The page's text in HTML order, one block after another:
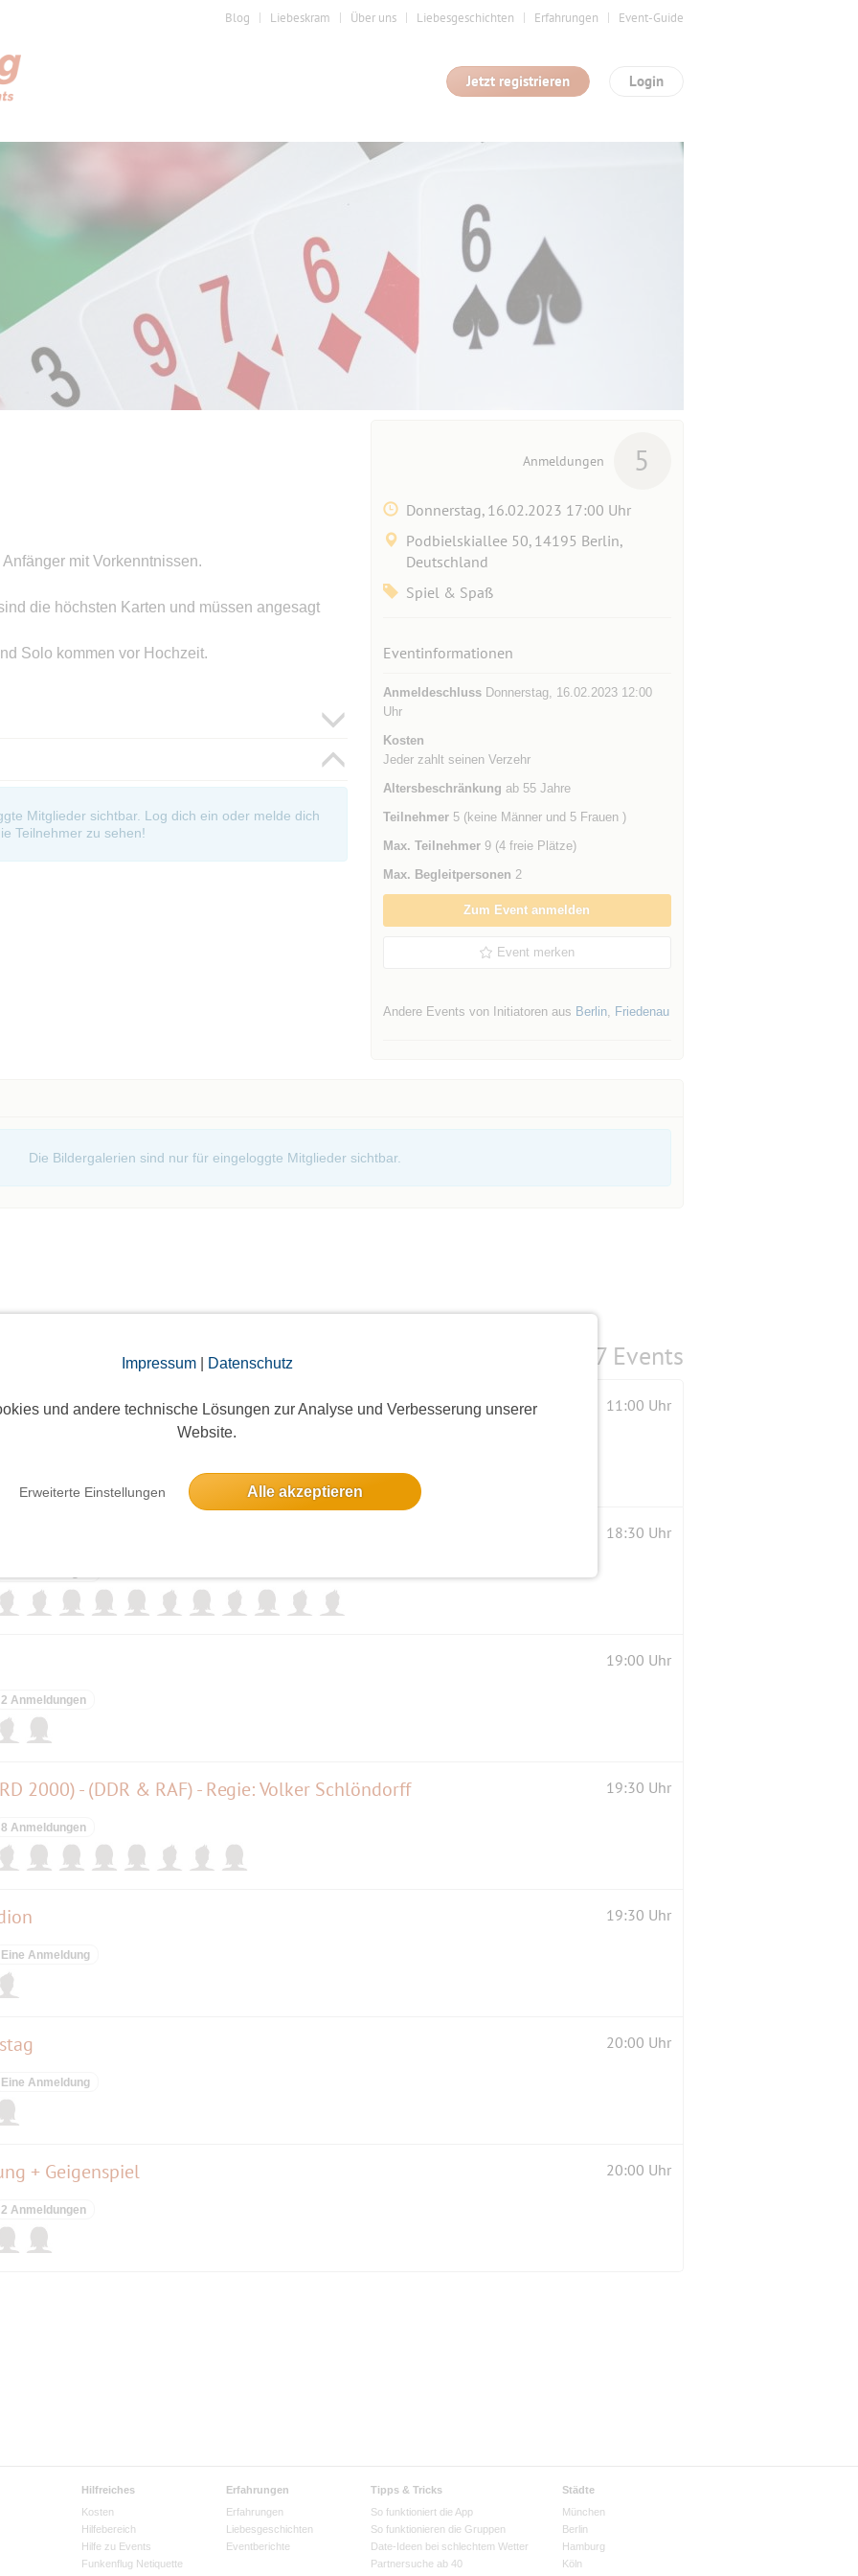
Impressum| Datenschutz
und andere technische Lösungen zur Analyse und Verbesserung unserer
Website.
Erweiterte Einstellungen Alle akzeptieren
Blog Liebeskram Über uns Liebesgeschichten Erfahrungen Event-Guide
Login
Jetzt registrieren
mit Vorkenntnissen.
die höchsten Karten und müssen angesagt
Solo kommen vor Hochzeit.
Mitglieder sichtbar. Log dich ein oder melde dich
Teilnehmer zu sehen!
Anmeldungen 5
Donnerstag, 16.02.2023 17:00 Uhr
Podbielskiallee 50, 14195 Berlin,
Deutschland
Spiel & Spaß
Eventinformationen
AnmeldeschlussDonnerstag, 16.02.2023 12:00
Uhr
Kosten
Jeder zahlt seinen Verzehr
Altersbeschränkung ab 55 Jahre
Teilnehmer5 (keine Männer und 5 Frauen )
Max. Teilnehmer9 (4 freie Plätze)
Max. Begleitpersonen 2
Zum Event anmelden
Event merken
Andere Events von Initiatoren aus Berlin, Friedenau
Die Bildergalerien sind nur für eingeloggte Mitglieder sichtbar.
7 Events
11:00 Uhr
18:30 Uhr
19:00 Uhr
2 Anmeldungen
2000) - (DDR & RAF) - Regie: Volker Schlöndorff 19:30 Uhr
8 Anmeldungen
19:30 Uhr
Eine Anmeldung
20:00 Uhr
Eine Anmeldung
+ Geigenspiel 20:00 Uhr
2 Anmeldungen
Hilfreiches
Kosten
Hilfebereich
Hilfe zu Events
Funkenflug Netiquette
Erfahrungen
Erfahrungen
Liebesgeschichten
Eventberichte
Tipps & Tricks
So funktioniert die App
So funktionieren die Gruppen
Date-Ideen bei schlechtem Wetter
Partnersuche ab 40
Städte
München
Berlin
Hamburg
Köln